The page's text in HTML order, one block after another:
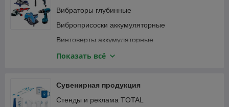
Сварочные аппараты
Станки
Трубогибы, арматурогибы
Швонарезчики
Терморегуляторы (термостаты)
Масляные радиаторы
Вибраторы глубинные
Виброприсоски аккумуляторные
Винтоверты аккумуляторные
Гаечные ключи и трещотки аккумуляторные
Гвоздезабивные пистолеты, степлеры
Дрели
Показать всё
Сувенирная продукция
Стенды и реклама TOTAL